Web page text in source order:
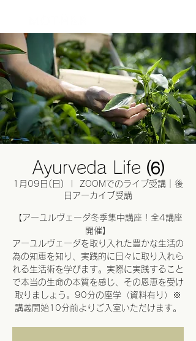
Ayurveda Life ⑹
1月09日(日)
ZOOMでのライブ受講｜後
日アーカイブ受講
【アーユルヴェーダ冬季集中講座！全4講座
開催】
アーユルヴェーダを取り入れた豊かな生活の
為の知恵を知り、実践的に日々に取り入れら
れる生活術を学びます。実際に実践すること
で本当の生命の本質を感じ、その恩恵を受け
取りましょう。90分の座学（資料有り）※
講義開始10分前よりご入室いただけます。